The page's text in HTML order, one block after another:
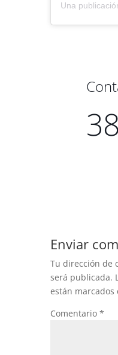
Enviar
Tu dirección de
será publicada.
están marcados
Comentario *